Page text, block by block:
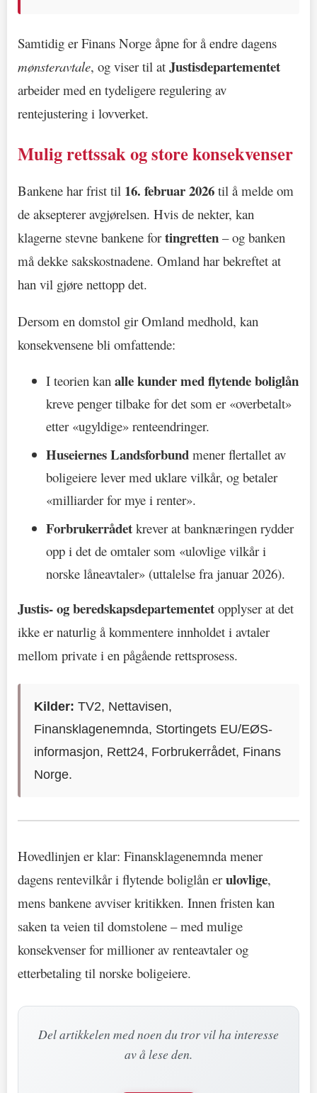
Samtidig er Finans Norge åpne for å endre dagens
mønsteravtale, og viser til at Justisdepartementet
arbeider med en tydeligere regulering av
rentejustering i lovverket.
Mulig rettssak og store konsekvenser
Bankene har frist til 16. februar 2026 til å melde om
de aksepterer avgjørelsen. Hvis de nekter, kan
klagerne stevne bankene fortingretten – og banken
må dekke sakskostnadene. Omland har bekreftet at
han vil gjøre nettopp det.
Dersom en domstol gir Omland medhold, kan
konsekvensene bli omfattende:
I teorien kan alle kunder med flytende boliglån
kreve penger tilbake for det som er «overbetalt»
etter «ugyldige» renteendringer.
Huseiernes Landsforbund mener flertallet av
boligeiere lever med uklare vilkår, og betaler
«milliarder for mye i renter».
Forbrukerrådet krever at banknæringen rydder
opp i det de omtaler som «ulovlige vilkår i
norske låneavtaler» (uttalelse fra januar 2026).
Justis- og beredskapsdepartementet opplyser at det
ikke er naturlig å kommentere innholdet i avtaler
mellom private i en pågående rettsprosess.
Kilder: TV2, Nettavisen,
Finansklagenemnda, Stortingets EU/EØS-
informasjon, Rett24, Forbrukerrådet, Finans
Norge.
Hovedlinjen er klar: Finansklagenemnda mener
dagens rentevilkår i flytende boliglån erulovlige,
mens bankene avviser kritikken. Innen fristen kan
saken ta veien til domstolene – med mulige
konsekvenser for millioner av renteavtaler og
etterbetaling til norske boligeiere.
Del artikkelen med noen du tror vil ha interesse
av å lese den.